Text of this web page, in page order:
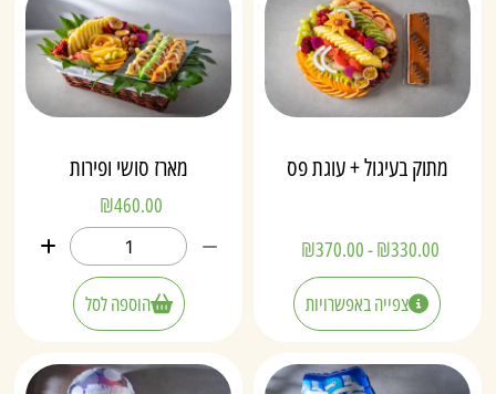
מתוק בעיגול + עוגת פס
₪330.00
-
₪370.00
צפייה באפשרויות
מארז סושי ופירות
₪460.00
הוספה לסל